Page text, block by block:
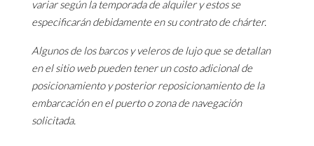
variar según la temporada de alquiler y estos se
especificarán debidamente en su contrato de chárter.
Algunos de los barcos y veleros de lujo que se detallan
en el sitio web pueden tener un costo adicional de
posicionamiento y posterior reposicionamiento de la
embarcación en el puerto o zona de navegación
solicitada.